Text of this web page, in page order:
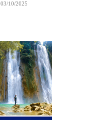
03/10/2025